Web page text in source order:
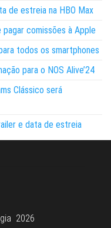
de estreia na HBO Max
comissões à Apple
todos os smartphones
para o NOS Alive’24
Clássico será
e data de estreia
2026